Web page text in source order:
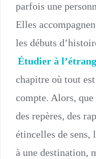
parfois une
Elles
les débuts
Étudier à
chapitre où tout
compte. Alors,
des repères, des
étincelles de sens,
à une destination,